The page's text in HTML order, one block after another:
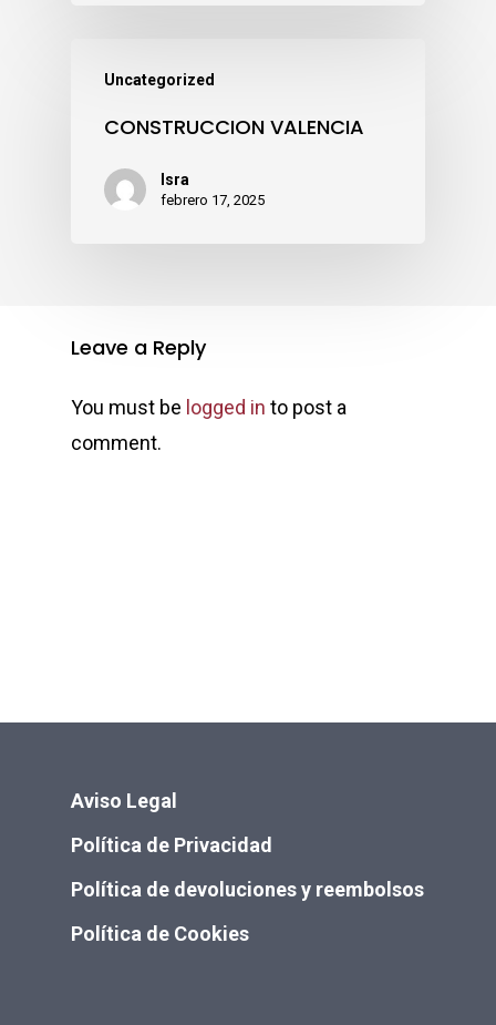
Uncategorized
CONSTRUCCION VALENCIA
Isra
febrero 17, 2025
Leave a Reply
You must be logged in to post a
comment.
Aviso Legal
Política de Privacidad
Política de devoluciones y reembolsos
Política de Cookies